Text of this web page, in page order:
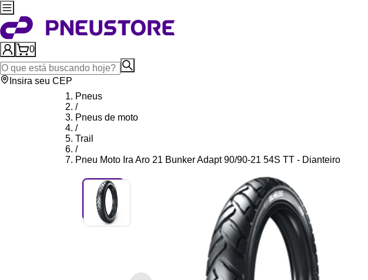
0
Insira seu CEP
Pneus
/
Pneus de moto
/
Trail
/
Pneu Moto Ira Aro 21 Bunker Adapt 90/90-21 54S TT - Dianteiro